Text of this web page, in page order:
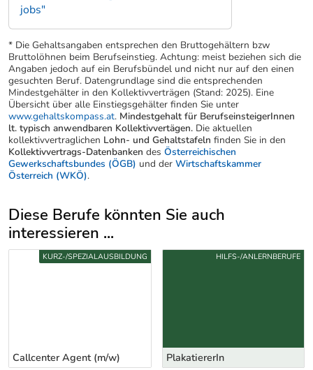
jobs"
* Die Gehaltsangaben entsprechen den Bruttogehältern bzw
Bruttolöhnen beim Berufseinstieg. Achtung: meist beziehen sich die
Angaben jedoch auf ein Berufsbündel und nicht nur auf den einen
gesuchten Beruf. Datengrundlage sind die entsprechenden
Mindestgehälter in den Kollektivverträgen (Stand: 2025). Eine
Übersicht über alle Einstiegsgehälter finden Sie unter
www.gehaltskompass.at. Mindestgehalt für BerufseinsteigerInnen
lt. typisch anwendbaren Kollektivvertägen. Die aktuellen
kollektivvertraglichen Lohn- und Gehaltstafeln finden Sie in den
Kollektivvertrags-Datenbanken des Österreichischen
Gewerkschaftsbundes (ÖGB) und der Wirtschaftskammer
Österreich (WKÖ).
Diese Berufe könnten Sie auch
interessieren ...
Uber weitere Berufsvorschläge
Callcenter Agent (m/w)
KURZ-/SPEZIALAUSBILDUNG
PlakatiererIn
HILFS-/ANLERNBERUFE